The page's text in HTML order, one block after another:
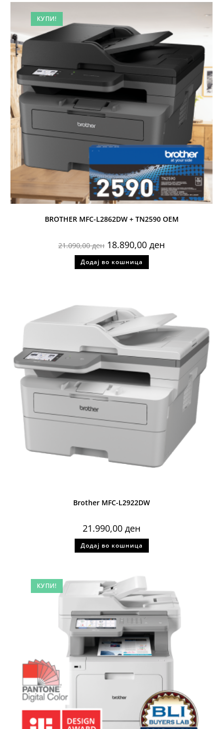
КУПИ!
BROTHER MFC-L2862DW + TN2590 OEM
21.090,00ден 18.890,00 ден
Додај во кошница
Brother MFC-L2922DW
21.990,00 ден
Додај во кошница
КУПИ!